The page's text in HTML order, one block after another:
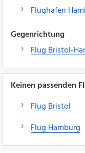
Flughafen
Gegenrichtung
Flug Bristol-
Keinen passenden
Flug Bristol
Flug Hamburg